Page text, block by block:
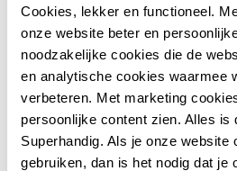
Cookies, lekker en functioneel.
onze website beter en
noodzakelijke cookies die de
en analytische cookies waarmee
verbeteren. Met marketing
persoonlijke content zien. Alles is
Superhandig. Als je onze website
gebruiken, dan is het nodig dat je